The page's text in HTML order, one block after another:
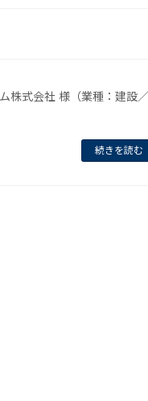
株式会社 様（業種：建設／
続きを読む